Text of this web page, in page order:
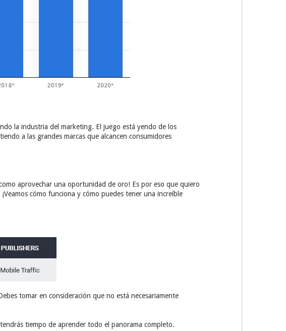
la industria del marketing. El juego está yendo de los
a las grandes marcas que alcancen consumidores
aprovechar una oportunidad de oro! Es por eso que quiero
cómo funciona y cómo puedes tener una increíble
tomar en consideración que no está necesariamente
tiempo de aprender todo el panorama completo.